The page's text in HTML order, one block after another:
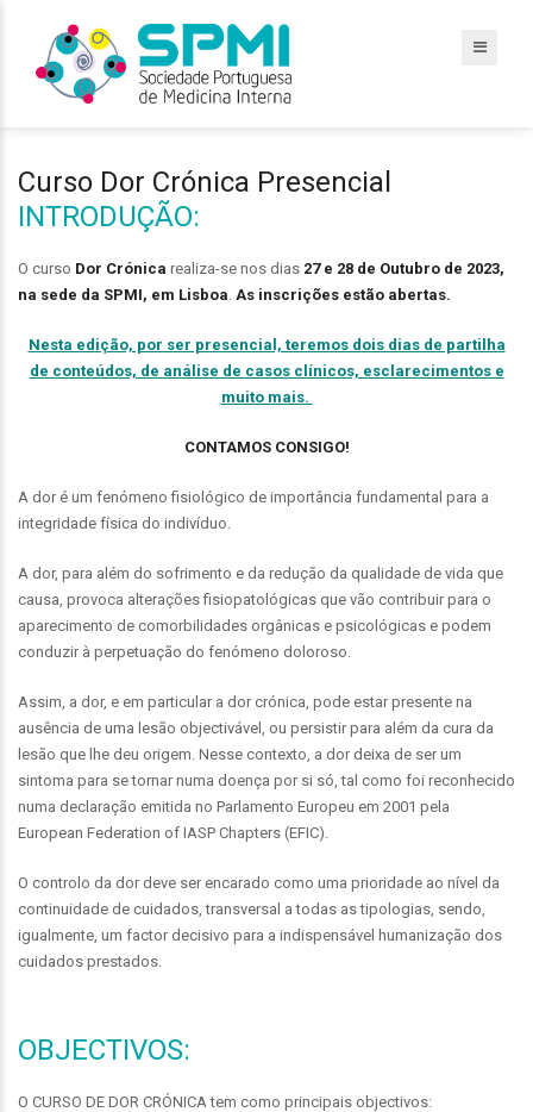
Curso Dor Crónica Presencial
INTRODUÇÃO:
O curso Dor Crónica realiza-se nos dias 27 e 28 de Outubro de 2023,
na sede da SPMI, em Lisboa. As inscrições estão abertas.
Nesta edição, por ser presencial, teremos dois dias de partilha
de conteúdos, de análise de casos clínicos, esclarecimentos e
muito mais.
CONTAMOS CONSIGO!
A dor é um fenómeno fisiológico de importância fundamental para a
integridade física do indivíduo.
A dor, para além do sofrimento e da redução da qualidade de vida que
causa, provoca alterações fisiopatológicas que vão contribuir para o
aparecimento de comorbilidades orgânicas e psicológicas e podem
conduzir à perpetuação do fenómeno doloroso.
Assim, a dor, e em particular a dor crónica, pode estar presente na
ausência de uma lesão objectivável, ou persistir para além da cura da
lesão que lhe deu origem. Nesse contexto, a dor deixa de ser um
sintoma para se tornar numa doença por si só, tal como foi reconhecido
numa declaração emitida no Parlamento Europeu em 2001 pela
European Federation of IASP Chapters (EFIC).
O controlo da dor deve ser encarado como uma prioridade ao nível da
continuidade de cuidados, transversal a todas as tipologias, sendo,
igualmente, um factor decisivo para a indispensável humanização dos
cuidados prestados.
OBJECTIVOS:
O CURSO DE DOR CRÓNICA tem como principais objectivos: